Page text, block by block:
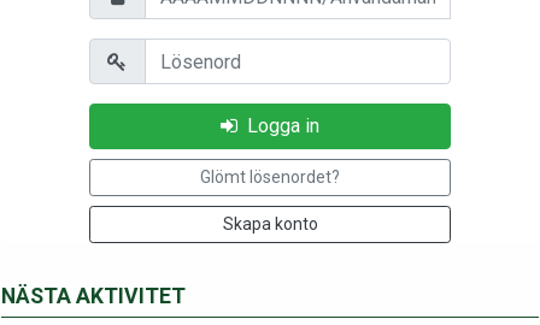
NÄSTA AKTIVITET
Lösenord
Logga in
Glömt lösenordet?
Skapa konto